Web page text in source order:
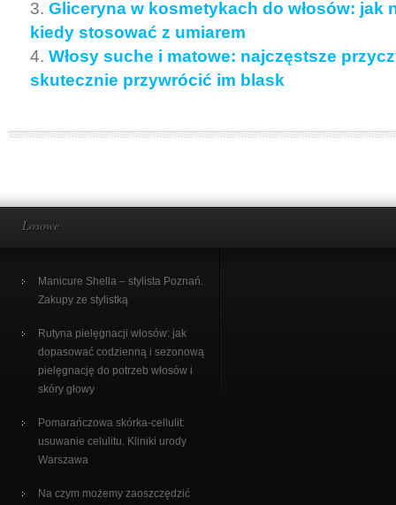
Gliceryna w kosmetykach do włosów: jak
kiedy stosować z umiarem
Włosy suche i matowe: najczęstsze
skutecznie przywrócić im blask
Losowe
Manicure Shella – stylista Poznań.
Zakupy ze stylistką
Rutyna pielęgnacji włosów: jak
dopasować codzienną i sezonową
pielęgnację do potrzeb włosów i
skóry głowy
Pomarańczowa skórka-cellulit:
usuwanie celulitu. Kliniki urody
Warszawa
Na czym możemy zaoszczędzić